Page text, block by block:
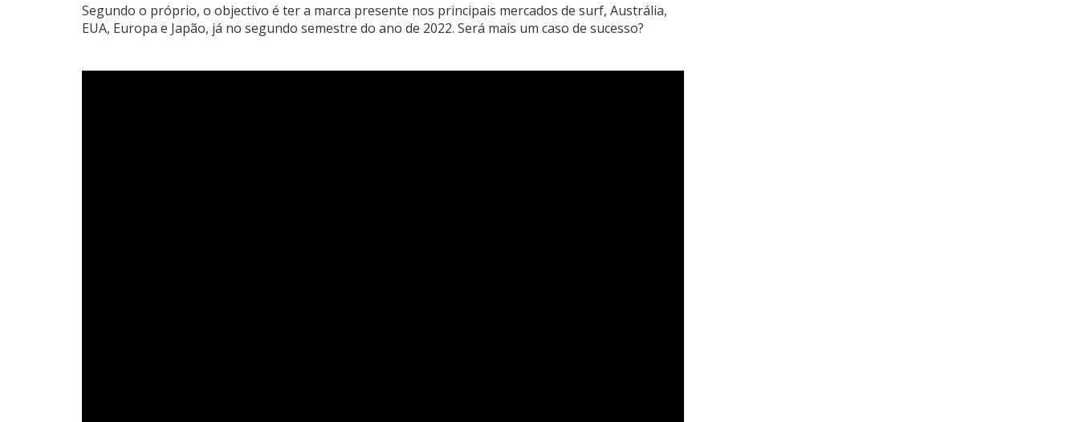
Segundo o próprio, o objectivo é ter a marca presente nos principais mercados de surf, Austrália,
EUA, Europa e Japão, já no segundo semestre do ano de 2022. Será mais um caso de sucesso?